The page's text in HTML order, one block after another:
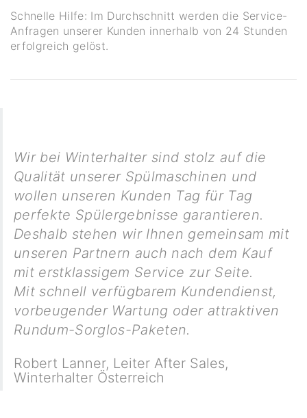
Schnelle Hilfe: Im Durchschnitt werden die Service-
Anfragen unserer Kunden innerhalb von 24 Stunden
erfolgreich gelöst.
Wir bei Winterhalter sind stolz auf die
Qualität unserer Spülmaschinen und
wollen unseren Kunden Tag für Tag
perfekte Spülergebnisse garantieren.
Deshalb stehen wir Ihnen gemeinsam mit
unseren Partnern auch nach dem Kauf
mit erstklassigem Service zur Seite.
Mit schnell verfügbarem Kundendienst,
vorbeugender Wartung oder attraktiven
Rundum-Sorglos-Paketen.
Robert Lanner, Leiter After Sales,
Winterhalter Österreich